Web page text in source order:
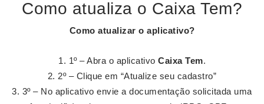
Como atualiza o Caixa Tem?
Como atualizar o aplicativo?
1º – Abra o aplicativo Caixa Tem.
2º – Clique em “Atualize seu cadastro”
3º – No aplicativo envie a documentação solicitada uma